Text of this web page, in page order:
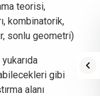
teorisi,
kombinatorik,
sonlu geometri)
gibi
alanı